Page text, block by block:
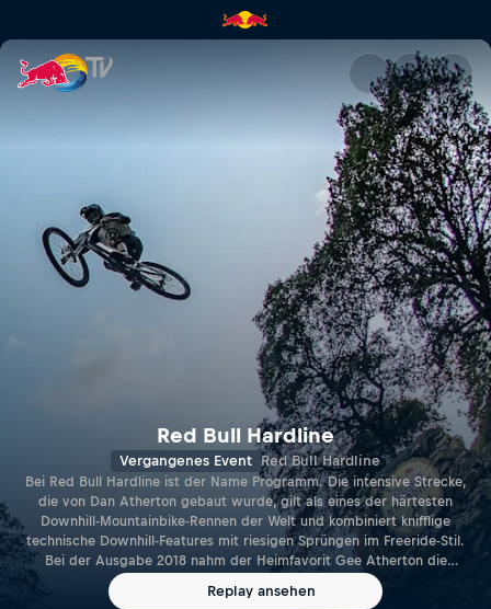
Red Bull Hardline 2019 | Red
Red Bull Hardline
Vergangenes Event Red Bull Hardline
Bei Red Bull Hardline ist der Name Programm. Die intensive Strecke,
die von Dan Atherton gebaut wurde, gilt als eines der härtesten
Downhill-Mountainbike-Rennen der Welt und kombiniert knifflige
technische Downhill-Features mit riesigen Sprüngen im Freeride-Stil.
Bei der Ausgabe 2018 nahm der Heimfavorit Gee Atherton die
Trophäe nach einem packenden Finale vor 3.000 Zuschauern zum
ersten Mal mit nach Hause. Bernard Kerr wurde Zweiter, Charlie
Replay ansehen